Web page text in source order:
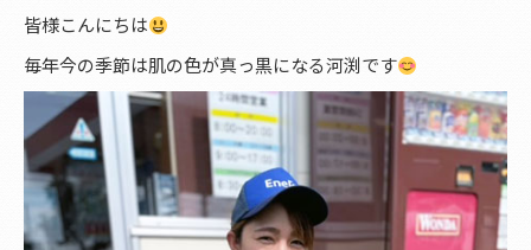
皆様こんにちは
毎年今の季節は肌の色が真っ黒になる河渕です